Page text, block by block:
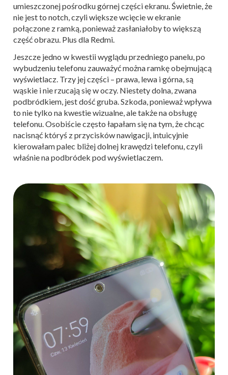
umieszczonej pośrodku górnej części ekranu. Świetnie, że
nie jest to notch, czyli większe wcięcie w ekranie
połączone z ramką, ponieważ zasłaniałoby to większą
część obrazu. Plus dla Redmi.
Jeszcze jedno w kwestii wyglądu przedniego panelu, po
wybudzeniu telefonu zauważyć można ramkę obejmującą
wyświetlacz. Trzy jej części – prawa, lewa i górna, są
wąskie i nie rzucają się w oczy. Niestety dolna, zwana
podbródkiem, jest dość gruba. Szkoda, ponieważ wpływa
to nie tylko na kwestie wizualne, ale także na obsługę
telefonu. Osobiście często łapałam się na tym, że chcąc
nacisnąć któryś z przycisków nawigacji, intuicyjnie
kierowałam palec bliżej dolnej krawędzi telefonu, czyli
właśnie na podbródek pod wyświetlaczem.